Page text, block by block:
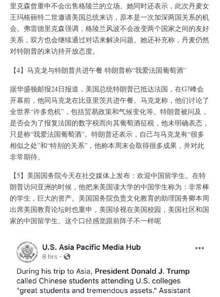
里克森曾重申不会出售格陵兰的立场。她同时还表示，此次丹麦女
王玛格丽特二世邀请美国总统来访，原本是一次加深两国关系的机
会。弗雷德里克森强调，格陵兰风波不会改变两个国家之间的友好
关系，双方也会继续通过对话来解决问题。她还补充称，丹麦仍然
对特朗普的来访持开放态度。
【4】马克龙与特朗普共进午餐 特朗普称“我爱法国葡萄酒”
据华盛顿邮报24日报道，美国总统特朗普已抵达法国，在G7峰会
开幕前，他同马克龙在比亚里茨共进午餐。马克龙称，他们讨论了
全世界“许多危机”，包括贸易政策和气候变化等。特朗普被问及，
是否会为了报复法国的数字税而向其葡萄酒征税，他未明确表态，
只是称“我爱法国葡萄酒”。特朗普还表示，自己与马克龙有“很多
相似之处”和“特别的关系”，他称本周末会取得很多成果，并对此
非常期待。
【5】美国国务院今天在社交媒体上发布：欢迎中国留学生。在特
朗普访问亚洲的时候，他把来美国读大学的中国学生称为：非常棒
的学生，巨大的资产。美国国务院负责文化教育的助理国务卿本周
出席美国教育论坛时也重申，美国珍视在美国校园，美国社区和国
家的中国留学生。这个口径感觉跟前阵子不一样呢